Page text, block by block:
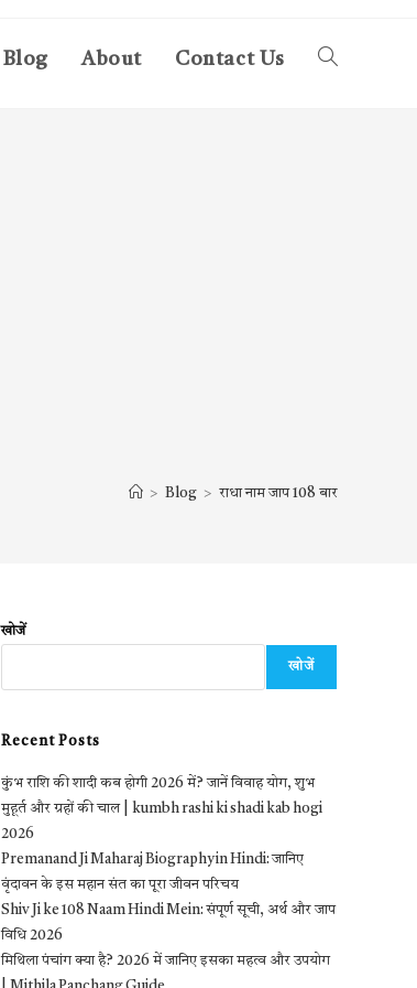
Blog About Contact Us Toggle
> Blog > राधा नाम जाप 108 बार
खोजें
खोजें
Recent Posts
कुंभ राशि की शादी कब होगी 2026 में? जानें विवाह योग, शुभ
मुहूर्त और ग्रहों की चाल | kumbh rashi ki shadi kab hogi
2026
Premanand Ji Maharaj Biography in Hindi: जानिए
वृंदावन के इस महान संत का पूरा जीवन परिचय
Shiv Ji ke 108 Naam Hindi Mein: संपूर्ण सूची, अर्थ और जाप
विधि 2026
मिथिला पंचांग क्या है? 2026 में जानिए इसका महत्व और उपयोग